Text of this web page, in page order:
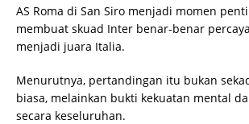
AS Roma di San Siro menjadi momen
membuat skuad Inter benar-benar
menjadi juara Italia.
Menurutnya, pertandingan itu bukan
biasa, melainkan bukti kekuatan mental
secara keseluruhan.